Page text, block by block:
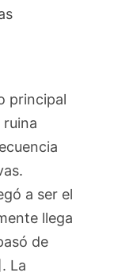
principal
ruina
a ser el
llega
de
La